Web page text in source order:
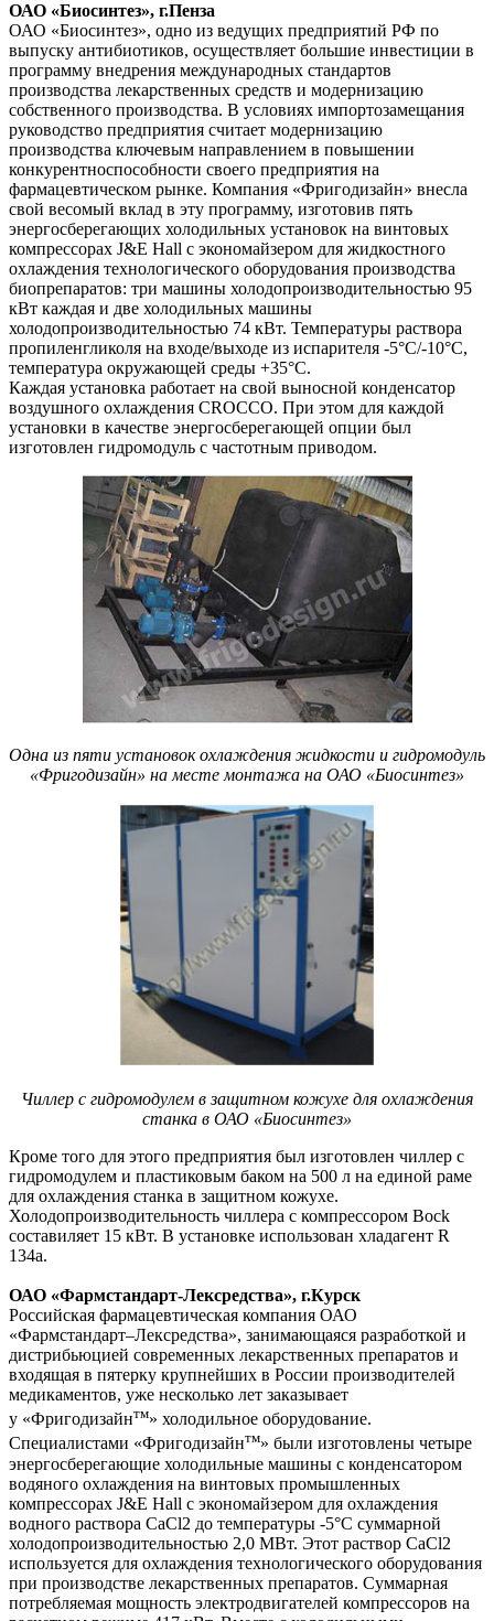
ОАО «Биосинтез», г.Пенза
ОАО «Биосинтез», одно из ведущих предприятий РФ по
выпуску антибиотиков, осуществляет большие инвестиции в
программу внедрения международных стандартов
производства лекарственных средств и модернизацию
собственного производства. В условиях импортозамещания
руководство предприятия считает модернизацию
производства ключевым направлением в повышении
конкурентноспособности своего предприятия на
фармацевтическом рынке. Компания «Фригодизайн» внесла
свой весомый вклад в эту программу, изготовив пять
энергосберегающих холодильных установок на винтовых
компрессорах J&E Hall с экономайзером для жидкостного
охлаждения технологического оборудования производства
биопрепаратов: три машины холодопроизводительностью 95
кВт каждая и две холодильных машины
холодопроизводительностью 74 кВт. Температуры раствора
пропиленгликоля на входе/выходе из испарителя -5°С/-10°С,
температура окружающей среды +35°С.
Каждая установка работает на свой выносной конденсатор
воздушного охлаждения CROCCO. При этом для каждой
установки в качестве энергосберегающей опции был
изготовлен гидромодуль с частотным приводом.
Одна из пяти установок охлаждения жидкости и гидромодуль
«Фригодизайн» на месте монтажа на ОАО «Биосинтез»
Чиллер с гидромодулем в защитном кожухе для охлаждения
станка в ОАО «Биосинтез»
Кроме того для этого предприятия был изготовлен чиллер с
гидромодулем и пластиковым баком на 500 л на единой раме
для охлаждения станка в защитном кожухе.
Холодопроизводительность чиллера с компрессором Bock
составиляет 15 кВт. В установке использован хладагент R
134a.
ОАО «Фармстандарт-Лексредства», г.Курск
Российская фармацевтическая компания ОАО
«Фармстандарт–Лексредства», занимающаяся разработкой и
дистрибьюцией современных лекарственных препаратов и
входящая в пятерку крупнейших в России производителей
медикаментов, уже несколько лет заказывает
у «Фригодизайнтм» холодильное оборудование.
Специалистами «Фригодизайнтм» были изготовлены четыре
энергосберегающие холодильные машины с конденсатором
водяного охлаждения на винтовых промышленных
компрессорах J&E Hall с экономайзером для охлаждения
водного раствора CaCl2 до температуры -5°С суммарной
холодопроизводительностью 2,0 МВт. Этот раствор CaCl2
используется для охлаждения технологического оборудования
при производстве лекарственных препаратов. Суммарная
потребляемая мощность электродвигателей компрессоров на